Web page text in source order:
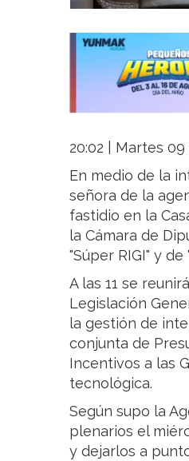
20:02 | Martes
En medio de la
señora de la
fastidio en la
la Cámara de
"Súper RIGI" y de
A las 11 se
Legislación
la gestión de
conjunta de
Incentivos a las
tecnológica.
Según supo la
plenarios el
y dejarlos a